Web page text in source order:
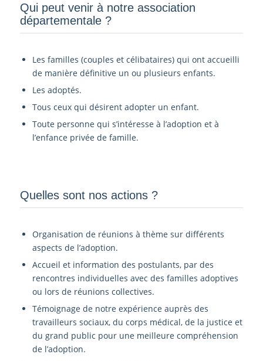
Qui peut venir à notre association
départementale ?­
Les familles (couples et célibataires) qui ont accueilli
de manière définitive un ou plusieurs enfants.
Les adoptés.
Tous ceux qui désirent adopter un enfant.
Toute personne qui s’intéresse à l’adoption et à
l’enfance privée de famille.
Quelles sont nos actions ?
Organisation de réunions à thème sur différents
aspects de l’adoption.
Accueil et information des postulants, par des
rencontres individuelles avec des familles adoptives
ou lors de réunions collectives.
Témoignage de notre expérience auprès des
travailleurs sociaux, du corps médical, de la justice et
du grand public pour une meilleure compréhension
de l’adoption.